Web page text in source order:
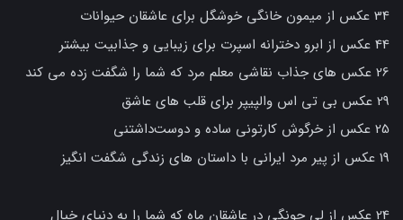
34 عکس از میمون خانگی خوشگل برای عاشقان حیوانات
44 عکس از ابرو دخترانه اسپرت برای زیبایی و جذابیت بیشتر
26 عکس های جذاب نقاشی معلم مرد که شما را شگفت زده می کند
29 عکس بی تی اس والپیپر برای قلب های عاشق
25 عکس از خرگوش کارتونی ساده و دوست‌داشتنی
19 عکس از پیر مرد ایرانی با داستان های زندگی شگفت انگیز
24 عکس از لی جونگی در عاشقان ماه که شما را به دنیای خیال